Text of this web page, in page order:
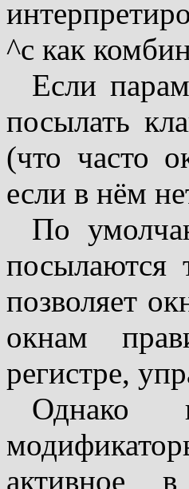
^c как
Если
посылать
(что часто
если в нём
По
посылаются
позволяет
окнам
регистре,
Однако
активное